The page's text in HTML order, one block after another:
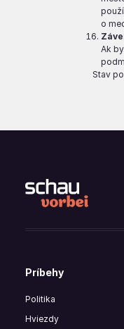
o
Ak
Stav
Príbehy
Politika
Hviezdy